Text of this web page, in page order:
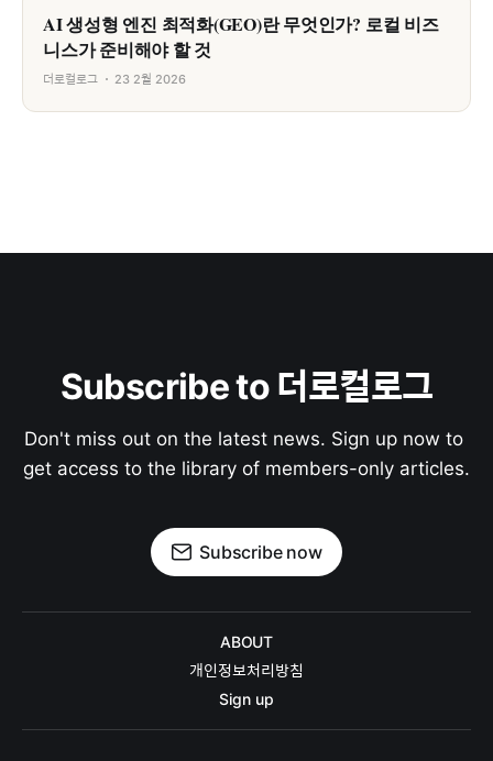
AI 생성형 엔진 최적화(GEO)란 무엇인가? 로컬 비즈
니스가 준비해야 할 것
더로컬로그 23 2월 2026
Subscribe to 더로컬로그
Don't miss out on the latest news. Sign up now to
get access to the library of members-only articles.
Subscribe now
ABOUT
개인정보처리방침
Sign up